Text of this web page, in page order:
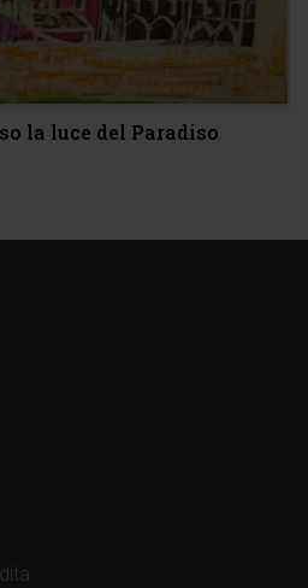
la luce del Paradiso